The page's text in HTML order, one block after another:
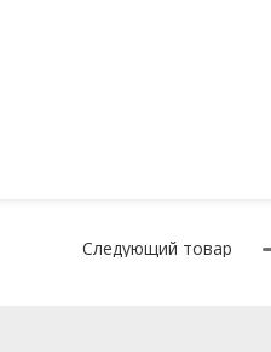
Следующий товар